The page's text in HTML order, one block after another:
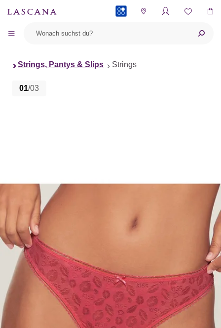
Strings, Pantys & Slips Strings
01/03